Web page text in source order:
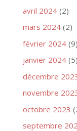
avril 2024(2)
mars 2024(2)
février 2024(9)
janvier 2024(5)
décembre
novembre
octobre 2023
septembre